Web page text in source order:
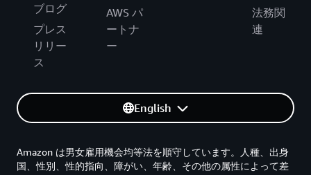
ブログ
プレス
リリー
ス
AWS パ
ートナ
ー
法務関
連
English
Amazon は男女雇用機会均等法を順守しています。人種、出身
国、性別、性的指向、障がい、年齢、その他の属性によって差